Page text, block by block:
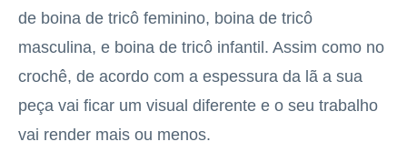
de boina de tricô feminino, boina de tricô
masculina, e boina de tricô infantil. Assim como no
crochê, de acordo com a espessura da lã a sua
peça vai ficar um visual diferente e o seu trabalho
vai render mais ou menos.